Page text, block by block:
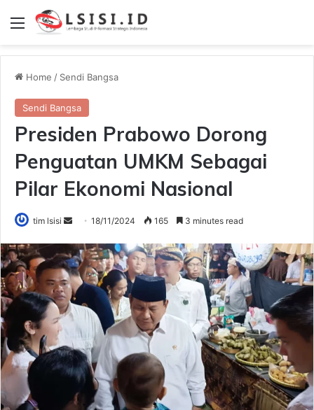
Menu
Home / Sendi Bangsa
Sendi Bangsa
Presiden Prabowo Dorong
Penguatan UMKM Sebagai
Pilar Ekonomi Nasional
tim lsisi
Send
email
18/11/2024 165 3 minutes read